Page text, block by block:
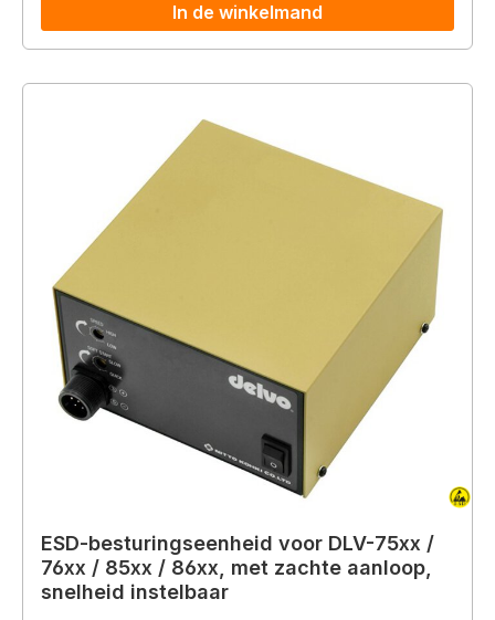
In de winkelmand
ESD-besturingseenheid voor DLV-75xx /
76xx / 85xx / 86xx, met zachte aanloop,
snelheid instelbaar